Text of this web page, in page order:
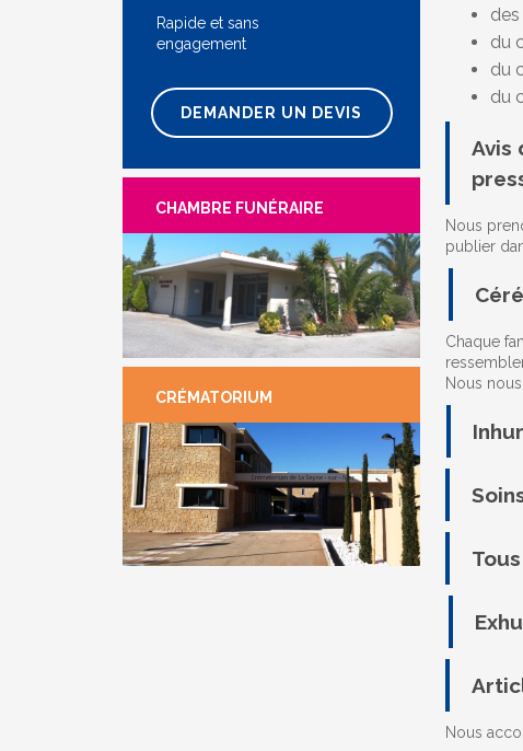
Rapide et sans
engagement
DEMANDER UN DEVIS
CHAMBRE FUNÉRAIRE
CRÉMATORIUM
du
du
du
Avis
Nous
publier
Chaque
Nous
Nous